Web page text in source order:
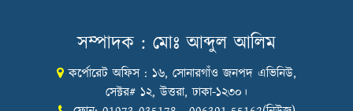
Honoring Excellence: Texstream
Fashion Ltd. Rewards Best Workers–
2026
সম্পাদক : মোঃ আব্দুল আলিম
কর্পোরেট অফিস : ১৬, সোনারগাঁও জনপদ এভিনিউ,
সেক্টর# ১২, উত্তরা, ঢাকা-১২৩০।